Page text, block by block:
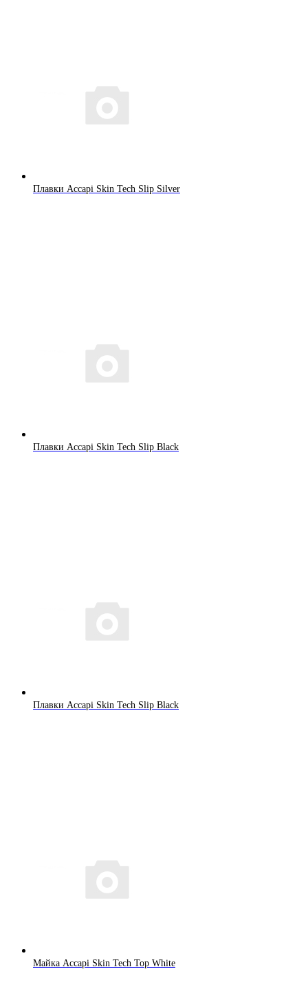
Плавки Accapi Skin Tech Slip Silver
Плавки Accapi Skin Tech Slip Black
Плавки Accapi Skin Tech Slip Black
Майка Accapi Skin Tech Top White